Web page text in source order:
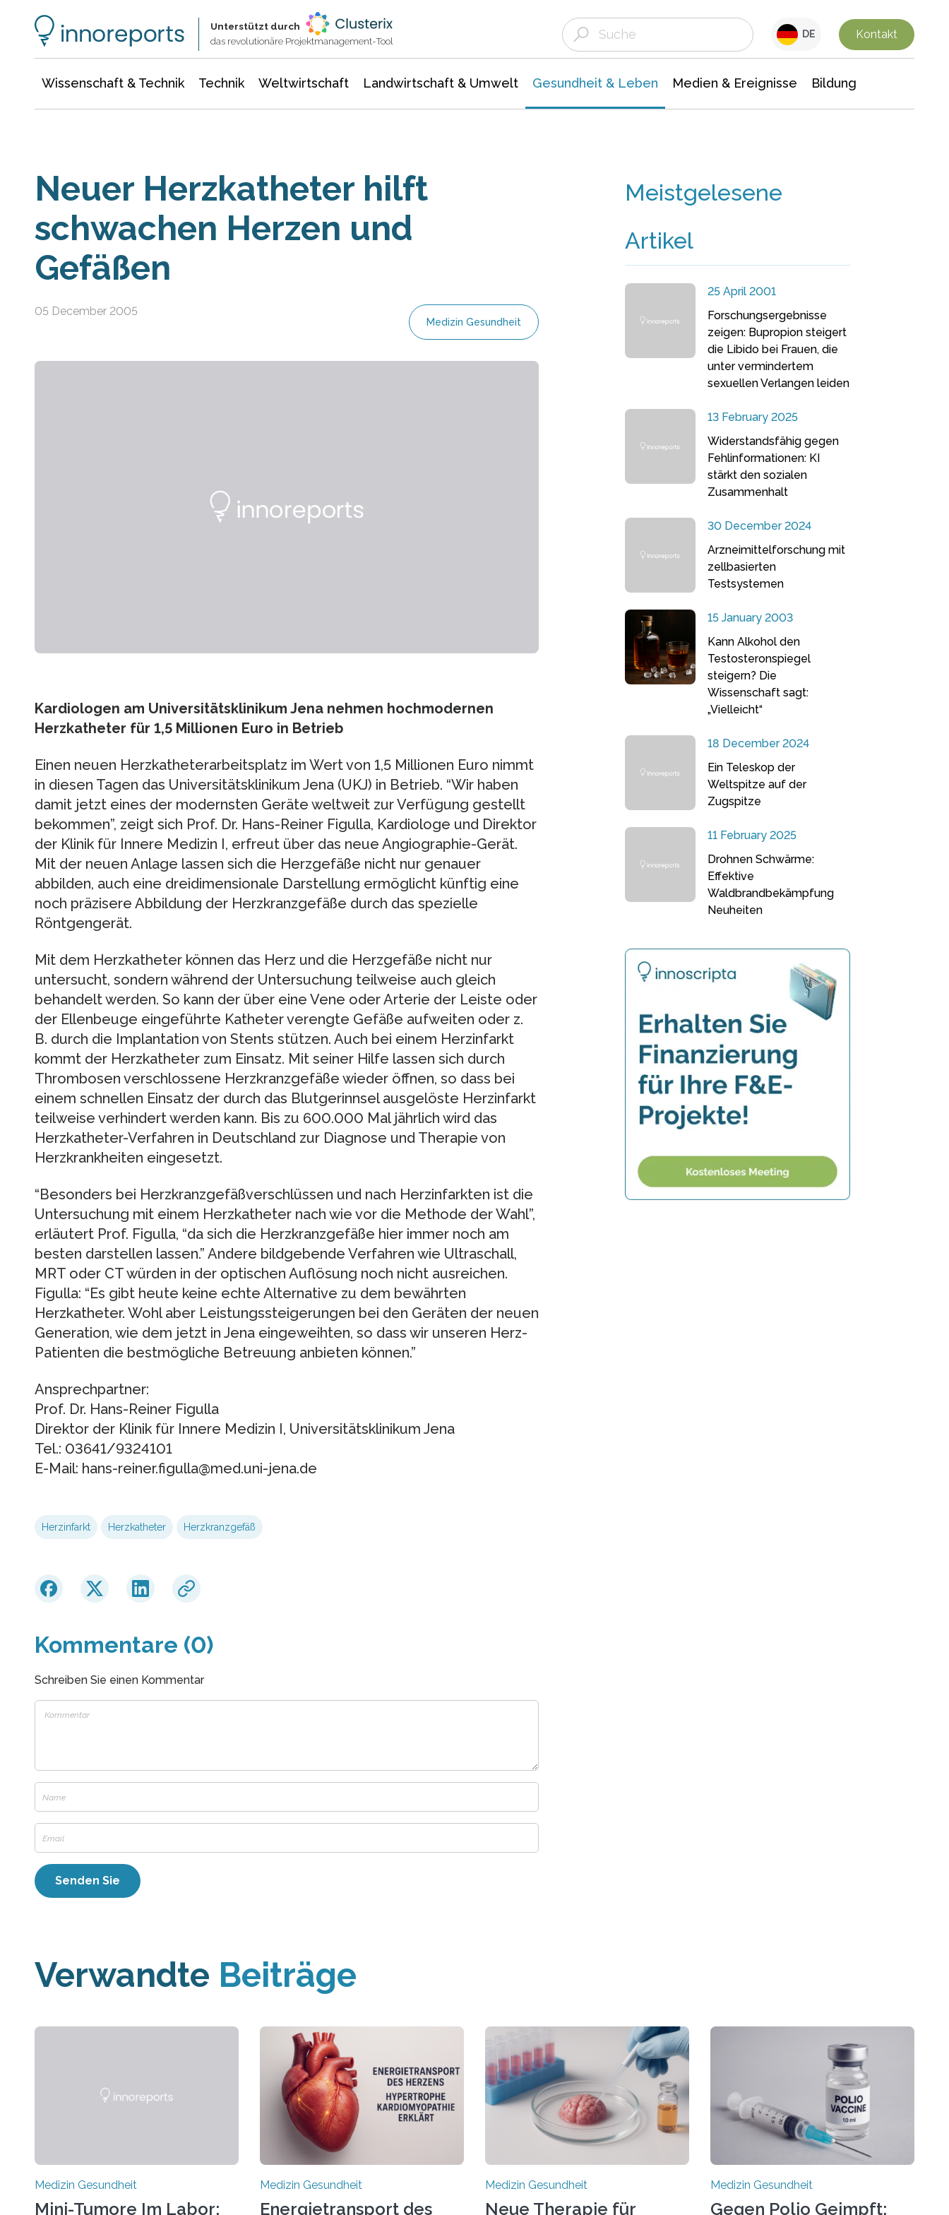
Unterstützt durch
das revolutionäre Projektmanagement-Tool
DE Kontakt
Wissenschaft & Technik Technik Weltwirtschaft Landwirtschaft & Umwelt Gesundheit & Leben Medien & Ereignisse Bildung
Neuer Herzkatheter hilft
schwachen Herzen und
Gefäßen
05 December 2005
Medizin Gesundheit
Kardiologen am Universitätsklinikum Jena nehmen hochmodernen
Herzkatheter für 1,5 Millionen Euro in Betrieb
Einen neuen Herzkatheterarbeitsplatz im Wert von 1,5 Millionen Euro nimmt
in diesen Tagen das Universitätsklinikum Jena (UKJ) in Betrieb. “Wir haben
damit jetzt eines der modernsten Geräte weltweit zur Verfügung gestellt
bekommen”, zeigt sich Prof. Dr. Hans-Reiner Figulla, Kardiologe und Direktor
der Klinik für Innere Medizin I, erfreut über das neue Angiographie-Gerät.
Mit der neuen Anlage lassen sich die Herzgefäße nicht nur genauer
abbilden, auch eine dreidimensionale Darstellung ermöglicht künftig eine
noch präzisere Abbildung der Herzkranzgefäße durch das spezielle
Röntgengerät.
Mit dem Herzkatheter können das Herz und die Herzgefäße nicht nur
untersucht, sondern während der Untersuchung teilweise auch gleich
behandelt werden. So kann der über eine Vene oder Arterie der Leiste oder
der Ellenbeuge eingeführte Katheter verengte Gefäße aufweiten oder z.
B. durch die Implantation von Stents stützen. Auch bei einem Herzinfarkt
kommt der Herzkatheter zum Einsatz. Mit seiner Hilfe lassen sich durch
Thrombosen verschlossene Herzkranzgefäße wieder öffnen, so dass bei
einem schnellen Einsatz der durch das Blutgerinnsel ausgelöste Herzinfarkt
teilweise verhindert werden kann. Bis zu 600.000 Mal jährlich wird das
Herzkatheter-Verfahren in Deutschland zur Diagnose und Therapie von
Herzkrankheiten eingesetzt.
“Besonders bei Herzkranzgefäßverschlüssen und nach Herzinfarkten ist die
Untersuchung mit einem Herzkatheter nach wie vor die Methode der Wahl”,
erläutert Prof. Figulla, “da sich die Herzkranzgefäße hier immer noch am
besten darstellen lassen.” Andere bildgebende Verfahren wie Ultraschall,
MRT oder CT würden in der optischen Auflösung noch nicht ausreichen.
Figulla: “Es gibt heute keine echte Alternative zu dem bewährten
Herzkatheter. Wohl aber Leistungssteigerungen bei den Geräten der neuen
Generation, wie dem jetzt in Jena eingeweihten, so dass wir unseren Herz-
Patienten die bestmögliche Betreuung anbieten können.”
Ansprechpartner:
Prof. Dr. Hans-Reiner Figulla
Direktor der Klinik für Innere Medizin I, Universitätsklinikum Jena
Tel.: 03641/9324101
E-Mail: hans-reiner.figulla@med.uni-jena.de
Herzinfarkt Herzkatheter Herzkranzgefäß
Kommentare (0)
Schreiben Sie einen Kommentar
Meistgelesene
Artikel
25 April 2001
Forschungsergebnisse
zeigen: Bupropion steigert
die Libido bei Frauen, die
unter vermindertem
sexuellen Verlangen leiden
13 February 2025
Widerstandsfähig gegen
Fehlinformationen: KI
stärkt den sozialen
Zusammenhalt
30 December 2024
Arzneimittelforschung mit
zellbasierten
Testsystemen
15 January 2003
Kann Alkohol den
Testosteronspiegel
steigern? Die
Wissenschaft sagt:
„Vielleicht“
18 December 2024
Ein Teleskop der
Weltspitze auf der
Zugspitze
11 February 2025
Drohnen Schwärme:
Effektive
Waldbrandbekämpfung
Neuheiten
Verwandte Beiträge
Medizin Gesundheit
Mini-Tumore Im Labor:
Medizin Gesundheit
Energietransport des
Medizin Gesundheit
Neue Therapie für
Medizin Gesundheit
Gegen Polio Geimpft: